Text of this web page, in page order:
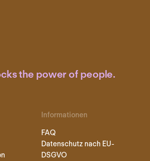
the power of people.
Informationen
FAQ
Datenschutz nach EU-
DSGVO